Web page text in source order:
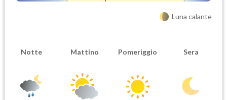
Luna calante
Notte Mattino Pomeriggio Sera